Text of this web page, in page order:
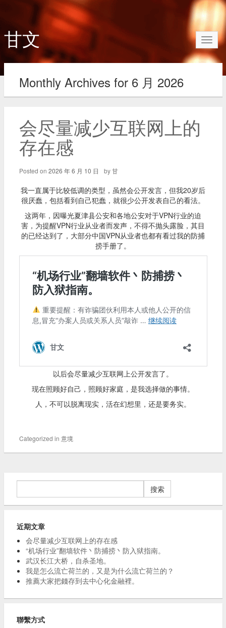
甘文
Monthly Archives for 6 月 2026
会尽量减少互联网上的
存在感
Posted on 2026 年 6 月 10 日 by甘
我一直属于比较低调的类型，虽然会公开发言，但我20岁后
很厌蠢，包括看到自己犯蠢，就很少公开发表自己的看法。
这两年，因曝光夏津县公安和各地公安对于VPN行业的迫
害，为提醒VPN行业从业者而发声，不得不抛头露脸，其目
的已经达到了，大部分中国VPN从业者也都有看过我的防捕
捞手册了。
以后会尽量减少互联网上公开发言了。
现在照顾好自己，照顾好家庭，是我选择做的事情。
人，不可以脱离现实，活在幻想里，还是要务实。
Categorized in 意境
索：
近期文章
会尽量减少互联网上的存在感
“机场行业”翻墙软件丶防捕捞丶防入狱指南。
武汉长江大桥，自杀圣地。
我是怎么流亡荷兰的，又是为什么流亡荷兰的？
推薦大家把錢存到去中心化金融裡。
聯繫方式